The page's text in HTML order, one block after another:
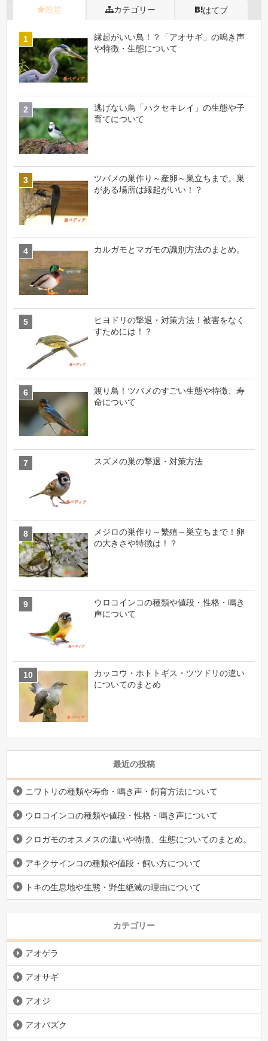
殿堂 カテゴリー はてブ
縁起がいい鳥！？「アオサギ」の鳴き声
や特徴・生態について
逃げない鳥「ハクセキレイ」の生態や子
育てについて
ツバメの巣作り～産卵～巣立ちまで。巣
がある場所は縁起がいい！？
カルガモとマガモの識別方法のまとめ。
ヒヨドリの撃退・対策方法！被害をなく
すためには！？
渡り鳥！ツバメのすごい生態や特徴、寿
命について
スズメの巣の撃退・対策方法
メジロの巣作り～繁殖～巣立ちまで！卵
の大きさや特徴は！？
ウロコインコの種類や値段・性格・鳴き
声について
カッコウ・ホトトギス・ツツドリの違い
についてのまとめ
最近の投稿
ニワトリの種類や寿命・鳴き声・飼育方法について
ウロコインコの種類や値段・性格・鳴き声について
クロガモのオスメスの違いや特徴、生態についてのまとめ。
アキクサインコの種類や値段・飼い方について
トキの生息地や生態・野生絶滅の理由について
カテゴリー
アオゲラ
アオサギ
アオジ
アオバズク